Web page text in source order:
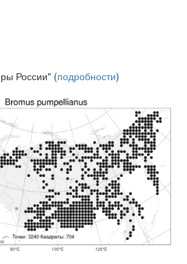
России" (подробности)